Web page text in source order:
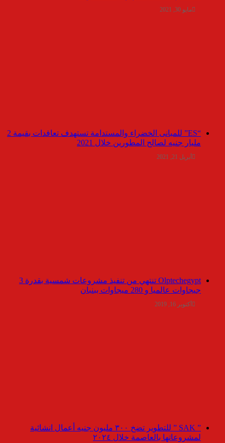
مايو 30, 2021
“ES” للمبانى الخضراء والمستدامة تستهدف تعاقدات بقيمة 2
مليار جنيه لصالح المطورين خلال 2021
أبريل 21, 2021
Olptechegypt تنتهي من تنفيذ مشروعات شمسية بقدرة 3
جيجاوات عالميا و 280 ميجاوات ببنبان
أكتوبر 16, 2019
” SAK ” للتطوير تضخ ٣٠٠ مليون جنيه أعمال انشائية
لمشروعاتها بالعاصمة خلال ٢٠٢٤